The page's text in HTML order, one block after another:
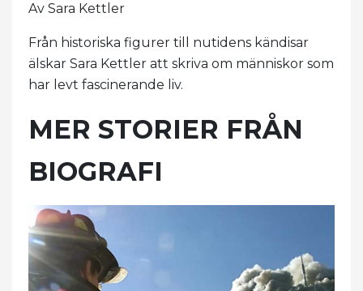
Av Sara Kettler
Från historiska figurer till nutidens kändisar
älskar Sara Kettler att skriva om människor som
har levt fascinerande liv.
MER STORIER FRÅN
BIOGRAFI